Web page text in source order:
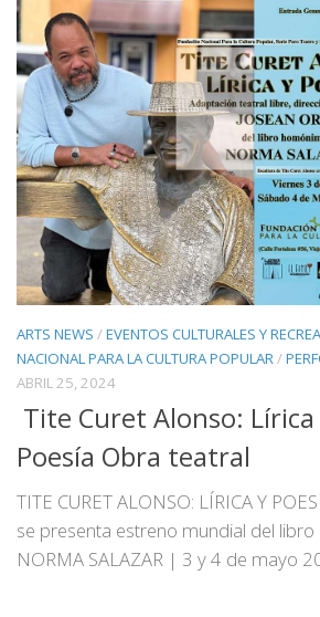
ARTS NEWS /EVENTOS CULTURALES Y
NACIONAL PARA LA CULTURA POPULAR/
ABRIL 25, 2024
Tite Curet Alonso: Lírica
Poesía Obra teatral
TITE CURET ALONSO: LÍRICA Y
se presenta estreno mundial del
NORMA SALAZAR | 3 y 4 de mayo